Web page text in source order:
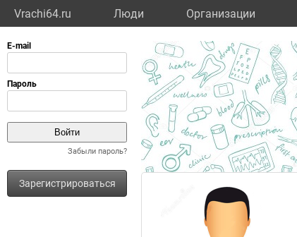
Vrachi64.ru Люди Организации
Забыли пароль?
Зарегистрироваться